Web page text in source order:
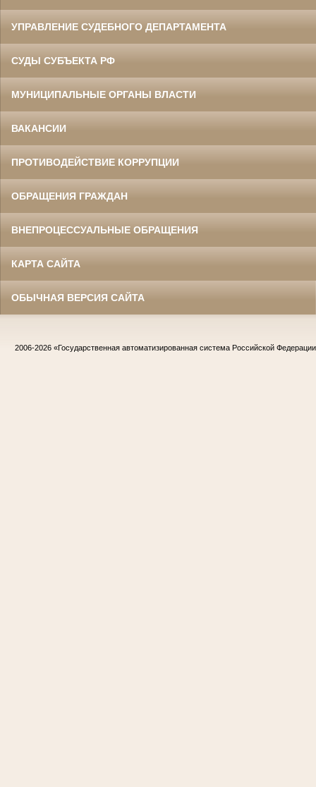
УПРАВЛЕНИЕ СУДЕБНОГО ДЕПАРТАМЕНТА
СУДЫ СУБЪЕКТА РФ
МУНИЦИПАЛЬНЫЕ ОРГАНЫ ВЛАСТИ
ВАКАНСИИ
ПРОТИВОДЕЙСТВИЕ КОРРУПЦИИ
ОБРАЩЕНИЯ ГРАЖДАН
ВНЕПРОЦЕССУАЛЬНЫЕ ОБРАЩЕНИЯ
КАРТА САЙТА
ОБЫЧНАЯ ВЕРСИЯ САЙТА
2006-2026 «Государственная автоматизированная система Российской